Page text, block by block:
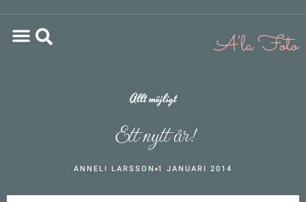
Allt möjligt
Ett nytt år!
ANNELI LARSSON 1 JANUARI 2014